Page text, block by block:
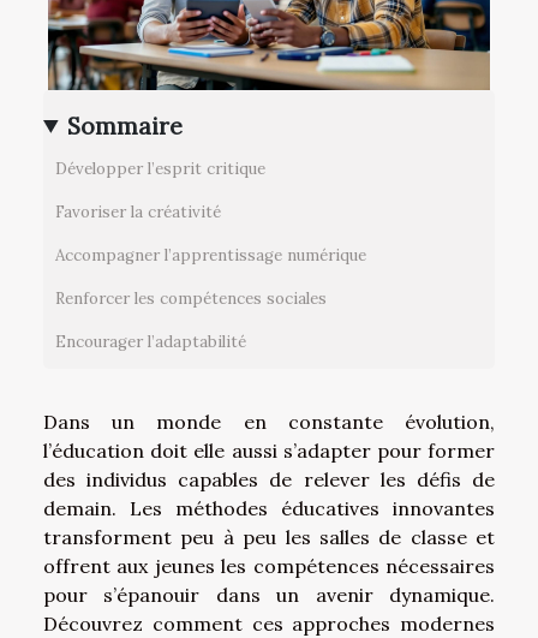
Sommaire
Développer l’esprit critique
Favoriser la créativité
Accompagner l’apprentissage numérique
Renforcer les compétences sociales
Encourager l’adaptabilité
Dans un monde en constante évolution,
l’éducation doit elle aussi s’adapter pour former
des individus capables de relever les défis de
demain. Les méthodes éducatives innovantes
transforment peu à peu les salles de classe et
offrent aux jeunes les compétences nécessaires
pour s’épanouir dans un avenir dynamique.
Découvrez comment ces approches modernes